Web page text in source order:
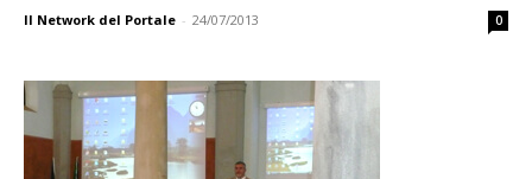
Il Network del Portale - 24/07/2013 0